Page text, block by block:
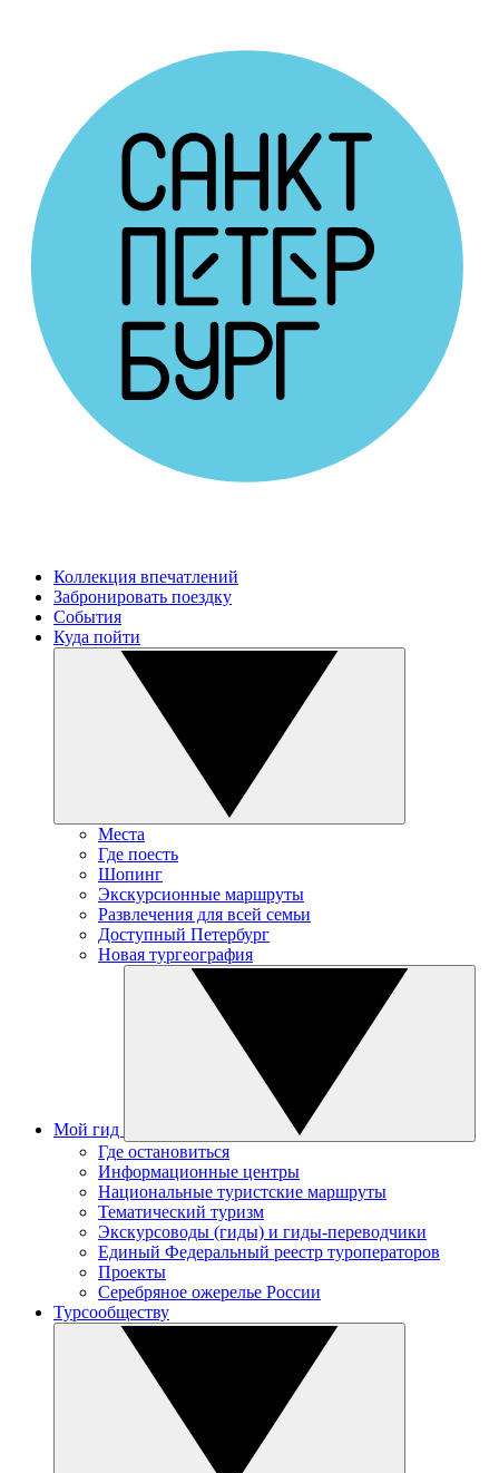
Коллекция впечатлений
Забронировать поездку
События
Куда пойти
Места
Где поесть
Шопинг
Экскурсионные маршруты
Развлечения для всей семьи
Доступный Петербург
Новая тургеография
Мой гид
Где остановиться
Информационные центры
Национальные туристские маршруты
Тематический туризм
Экскурсоводы (гиды) и гиды-переводчики
Единый Федеральный реестр туроператоров
Проекты
Серебряное ожерелье России
Турсообществу